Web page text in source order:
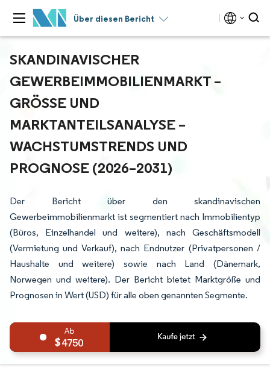
Über diesen Bericht
SKANDINAVISCHER
GEWERBEIMMOBILIENMARKT –
GRÖSSE UND M
ARKTANTEILSANALYSE – W
ACHSTUMSTRENDS UND P
ROGNOSE (2026–2031)
Der Bericht über den skandinavischen
Gewerbeimmobilienmarkt ist segmentiert nach Immobilientyp
(Büros, Einzelhandel und weitere), nach Geschäftsmodell
(Vermietung und Verkauf), nach Endnutzer (Privatpersonen /
Haushalte und weitere) sowie nach Land (Dänemark,
Norwegen und weitere). Der Bericht bietet Marktgröße und
Prognosen in Wert (USD) für alle oben genannten Segmente.
4750